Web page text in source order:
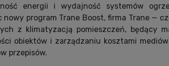
energii i wydajność systemów
nowy program Trane Boost, firma Trane —
z klimatyzacją pomieszczeń, będący
obiektów i zarządzaniu kosztami
przepisów.